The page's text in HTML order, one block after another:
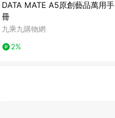
DATA MATE A5原創藝品萬用手
冊
九乘九購物網
2%